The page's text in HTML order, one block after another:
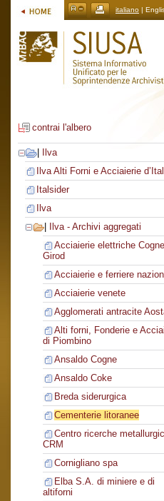
italiano |
contrai l'albero
Ilva
Ilva Alti Forni e Acciaierie
Italsider
Ilva
Ilva - Archivi aggregati
Acciaierie elettriche
Girod
Acciaierie e ferriere
Acciaierie venete
Agglomerati antracite
Alti forni, Fonderie e
di Piombino
Ansaldo Cogne
Ansaldo Coke
Breda siderurgica
Cementerie litoranee
Centro ricerche
CRM
Cornigliano spa
Elba S.A. di miniere e di
altiforni